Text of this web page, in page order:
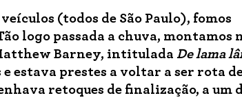
(todos de São Paulo), fomos
logo passada a chuva, montamos
Barney, intitulada De lama
estava prestes a voltar a ser rota
retoques de finalização, a um